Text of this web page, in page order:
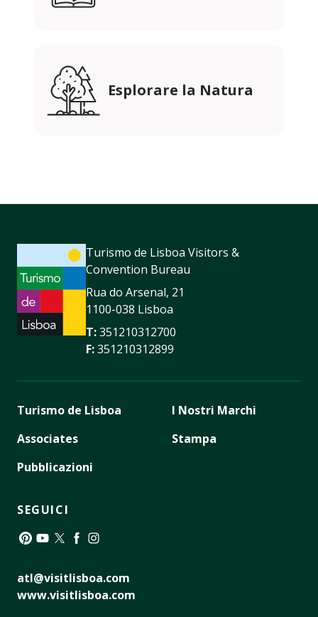
Esplorare la Natura
Turismo de Lisboa Visitors &
Convention Bureau
Rua do Arsenal, 21
1100-038 Lisboa
T:351210312700
F:351210312899
Turismo de Lisboa
Associates
Pubblicazioni
I Nostri Marchi
Stampa
SEGUICI
atl@visitlisboa.com
www.visitlisboa.com